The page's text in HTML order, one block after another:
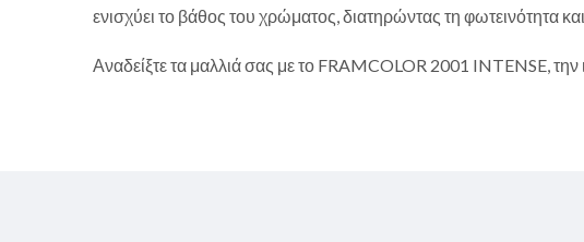
ενισχύει το βάθος του χρώματος, διατηρώντας τη φωτεινότητα
Αναδείξτε τα μαλλιά σας με το FRAMCOLOR 2001 INTENSE,